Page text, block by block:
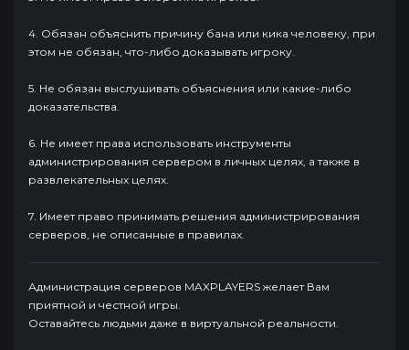
4. Обязан объяснить причину бана или кика человеку, при
этом не обязан, что-либо доказывать игроку.
5. Не обязан выслушивать объяснения или какие-либо
доказательства.
6. Не имеет права использовать инструменты
администрирования сервером в личных целях, а также в
развлекательных целях.
7. Имеет право принимать решения администрирования
серверов, не описанные в правилах.
Администрация серверов MAXPLAYERS желает Вам
приятной и честной игры.
Оставайтесь людьми даже в виртуальной реальности.